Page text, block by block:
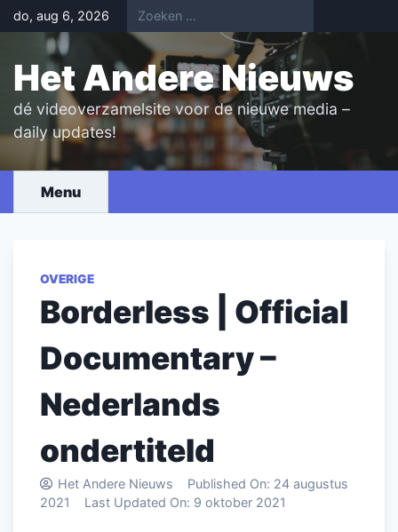
Skip
to
content
do, aug 6, 2026
Het Andere Nieuws
dé videoverzamelsite voor de nieuwe media –
daily updates!
Menu
OVERIGE
Borderless | Official
Documentary –
Nederlands
ondertiteld
Het Andere Nieuws Published On: 24 augustus
2021
Last Updated On: 9 oktober 2021